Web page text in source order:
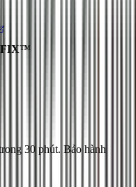
30 phút. Bảo hành